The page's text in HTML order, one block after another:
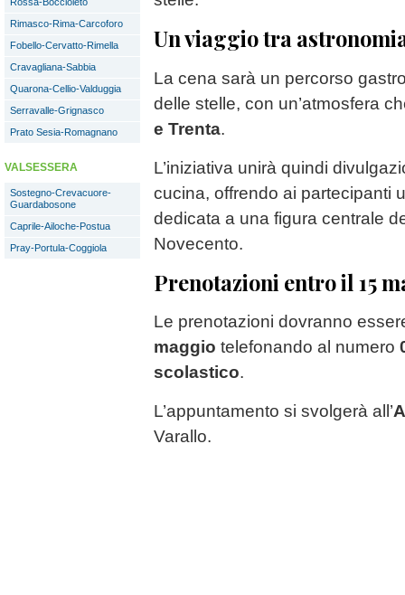
Rimasco-Rima-Carcoforo
Fobello-Cervatto-Rimella
Cravagliana-Sabbia
Quarona-Cellio-Valduggia
Serravalle-Grignasco
Prato Sesia-Romagnano
VALSESSERA
Sostegno-Crevacuore-
Guardabosone
Caprile-Ailoche-Postua
Pray-Portula-Coggiola
Un viaggio tra
La cena sarà un percorso
delle stelle, con un’atmosfera
e Trenta.
L’iniziativa unirà quindi
cucina, offrendo ai partecipanti
dedicata a una figura centrale
Novecento.
Prenotazioni entro il 15
Le prenotazioni dovranno
maggio telefonando al numero
scolastico.
L’appuntamento si svolgerà all’
Varallo.